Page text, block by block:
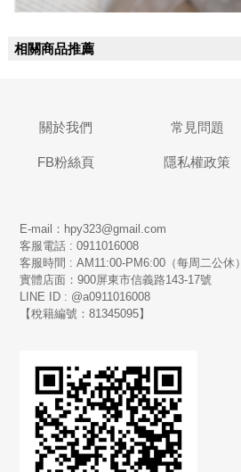
相關商品推薦
關於我們 常見問題
FB粉絲頁 隱私權政策
E-mail：hpy323@gmail.com
客服電話 : 0911016008
客服時間 : AM11:00-PM6:00（每周二公休）
實體店面：900屏東市信義路143-17號
LINE ID : @a0911016008
【稅籍編號：81345095】